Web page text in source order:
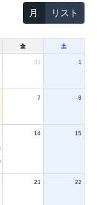
月 リスト
金 土
31 1
7 8
ジャグリング教室
ードゲーム会
14 15
21 22